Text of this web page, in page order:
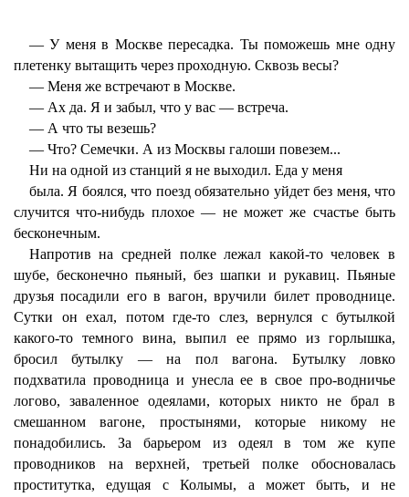
— У меня в Москве пересадка. Ты поможешь мне одну
плетенку вытащить через проходную. Сквозь весы?
— Меня же встречают в Москве.
— Ах да. Я и забыл, что у вас — встреча.
— А что ты везешь?
— Что? Семечки. А из Москвы галоши повезем...
Ни на одной из станций я не выходил. Еда у меня
была. Я боялся, что поезд обязательно уйдет без меня, что
случится что-нибудь плохое — не может же счастье быть
бесконечным.
Напротив на средней полке лежал какой-то человек в
шубе, бесконечно пьяный, без шапки и рукавиц. Пьяные
друзья посадили его в вагон, вручили билет проводнице.
Сутки он ехал, потом где-то слез, вернулся с бутылкой
какого-то темного вина, выпил ее прямо из горлышка,
бросил бутылку — на пол вагона. Бутылку ловко
подхватила проводница и унесла ее в свое про-водничье
логово, заваленное одеялами, которых никто не брал в
смешанном вагоне, простынями, которые никому не
понадобились. За барьером из одеял в том же купе
проводников на верхней, третьей полке обосновалась
проститутка, едущая с Колымы, а может быть, и не